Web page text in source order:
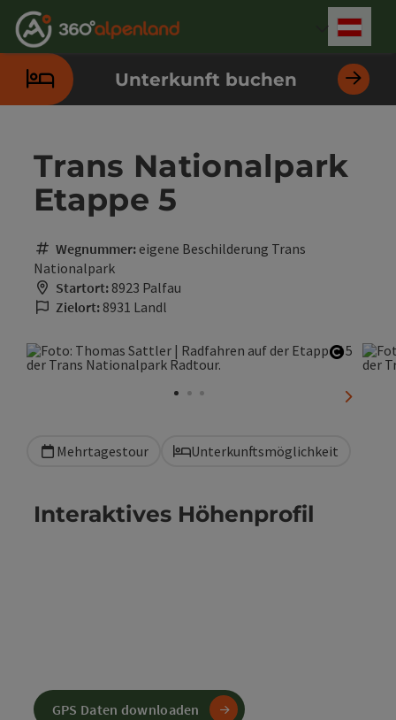
Zum Inhalt
Zur Navigation
Zum Seitenanfang
Zur Kontaktseite
Zur Suche
Zum Impressum
Zu den Hinweisen zur Bedienung der Website
Zur Startseite
Unterkunft buchen
Trans Nationalpark
Etappe 5
Wegnummer: eigene Beschilderung Trans
Nationalpark
Startort: 8923 Palfau
Zielort: 8931 Landl
Mehrtagestour Unterkunftsmöglichkeit
Interaktives Höhenprofil
GPS Daten downloaden